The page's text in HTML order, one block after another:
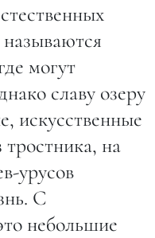
могут
славу озеру
искусственные
тростника, на
урусов
С
небольшие